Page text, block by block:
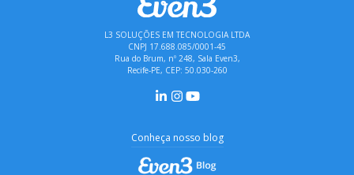
L3 SOLUÇÕES EM TECNOLOGIA LTDA
CNPJ 17.688.085/0001-45
Rua do Brum, nº 248, Sala Even3,
Recife-PE, CEP: 50.030-260
Conheça nosso blog